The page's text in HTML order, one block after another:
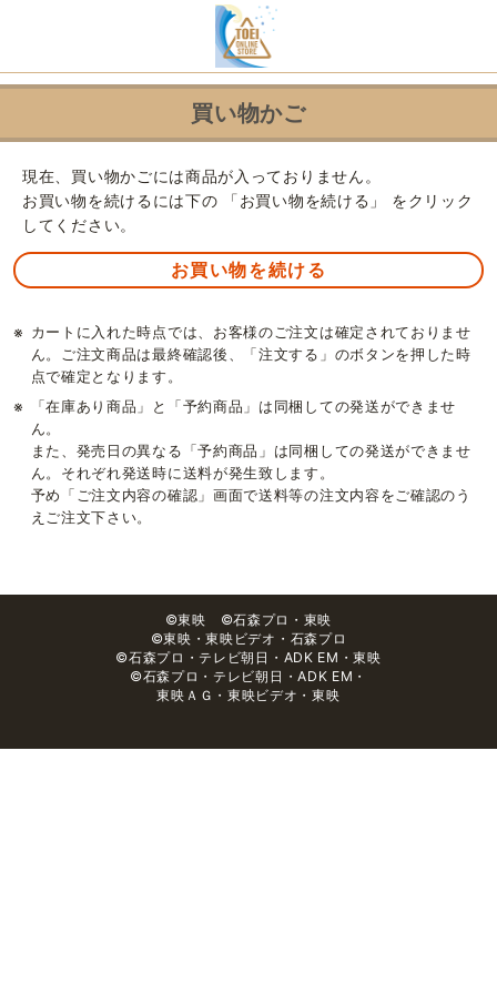
買い物かご
現在、買い物かごには商品が入っておりません。
お買い物を続けるには下の 「お買い物を続ける」 をクリック
してください。
※ カートに入れた時点では、お客様のご注文は確定されておりませ
ん。ご注文商品は最終確認後、「注文する」のボタンを押した時
点で確定となります。
※
「在庫あり商品」と「予約商品」は同梱しての発送ができませ
ん。
また、発売日の異なる「予約商品」は同梱しての発送ができませ
ん。それぞれ発送時に送料が発生致します。
予め「ご注文内容の確認」画面で送料等の注文内容をご確認のう
えご注文下さい。
©東映 ©石森プロ・東映
©東映・東映ビデオ・石森プロ
©石森プロ・テレビ朝日・ADK EM・東映
©石森プロ・テレビ朝日・ADK EM・
東映ＡＧ・東映ビデオ・東映